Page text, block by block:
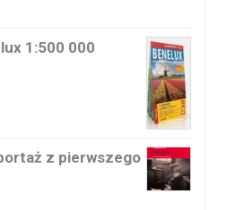
1:500 000
z pierwszego